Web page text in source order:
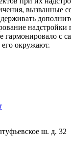
вызванные
надстройки
гармонировало с
окружают.
ш. д. 32